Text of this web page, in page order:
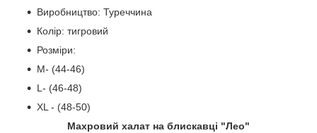
Виробництво: Туреччина
Колір: тигровий
Розміри:
M- (44-46)
L- (46-48)
XL - (48-50)
Махровий халат на блискавці "Лео"